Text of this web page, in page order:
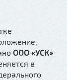
ООО «УСК»
в